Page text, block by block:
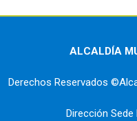
ALCALDÍA
Derechos Reservados
Dirección